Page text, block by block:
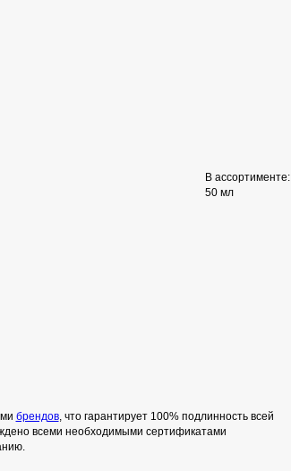
В ассортименте:
50 мл
брендов, что гарантирует 100% подлинность всей
всеми необходимыми сертификатами